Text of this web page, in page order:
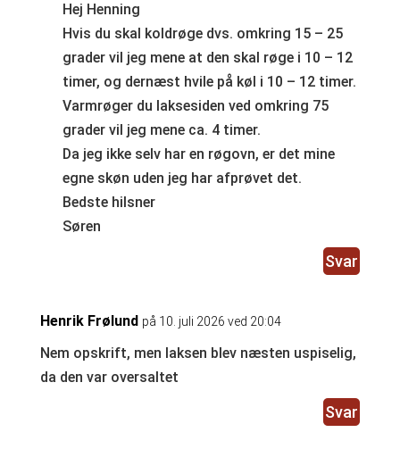
Hej Henning
Hvis du skal koldrøge dvs. omkring 15 – 25
grader vil jeg mene at den skal røge i 10 – 12
timer, og dernæst hvile på køl i 10 – 12 timer.
Varmrøger du laksesiden ved omkring 75
grader vil jeg mene ca. 4 timer.
Da jeg ikke selv har en røgovn, er det mine
egne skøn uden jeg har afprøvet det.
Bedste hilsner
Søren
Svar
Henrik Frølund på 10. juli 2026 ved 20:04
Nem opskrift, men laksen blev næsten uspiselig,
da den var oversaltet
Svar